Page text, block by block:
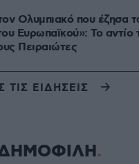
Ολυμπιακό που έζησα
Ευρωπαϊκού»: Το αντίο
Πειραιώτες
ΤΙΣ ΕΙΔΗΣΕΙΣ